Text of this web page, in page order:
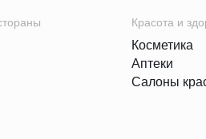
Красота и
Косметика
Аптеки
Салоны